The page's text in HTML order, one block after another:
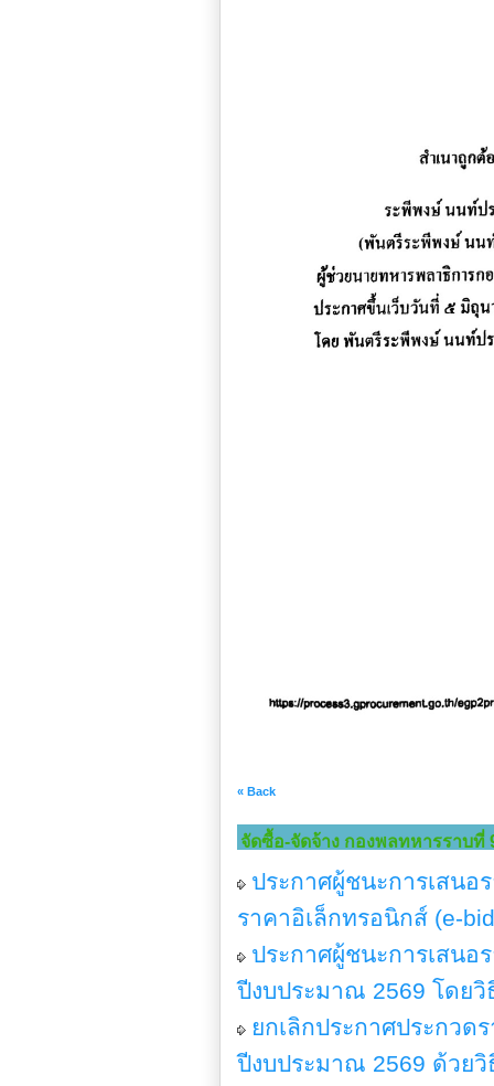
« Back
จัดซื้อ-จัดจ้าง กองพลทหารราบที่
ประกาศผู้ชนะการเสน
ราคาอิเล็กทรอนิกส์ (e-
ประกาศผู้ชนะการเสน
ปีงบประมาณ 2569 โดยวิ
ยกเลิกประกาศประกว
ปีงบประมาณ 2569 ด้วยวิ